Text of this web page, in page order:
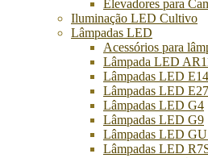
Elevadores para
Iluminação LED Cultivo
Lâmpadas LED
Acessórios para
Lâmpada LED
Lâmpadas LED E14
Lâmpadas LED E27
Lâmpadas LED G4
Lâmpadas LED G9
Lâmpadas LED
Lâmpadas LED